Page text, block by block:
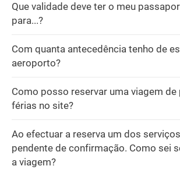
Que validade deve ter o meu
para...?
Com quanta antecedência tenho de
aeroporto?
Como posso reservar uma viagem de
férias no site?
Ao efectuar a reserva um dos
pendente de confirmação. Como sei
a viagem?